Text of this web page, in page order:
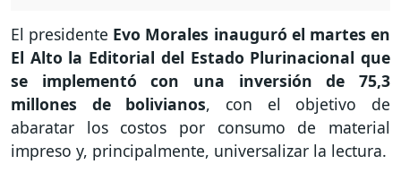
El presidente Evo Morales inauguró el martes en
El Alto la Editorial del Estado Plurinacional que
se implementó con una inversión de 75,3
millones de bolivianos, con el objetivo de
abaratar los costos por consumo de material
impreso y, principalmente, universalizar la lectura.